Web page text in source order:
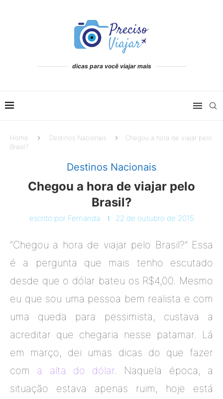
dicas para você viajar mais
Home Destinos Nacionais
Chegou a hora de viajar pelo
Brasil?
Destinos Nacionais
Chegou a hora de viajar pelo
Brasil?
escrito por Fernanda 22 de outubro de 2015
“Chegou a hora de viajar pelo Brasil?” Essa
é a pergunta que mais tenho escutado
desde que o dólar bateu os R$4,00. Mesmo
eu que sou uma pessoa bem realista e com
uma queda para pessimista, custava a
acreditar que chegaria nesse patamar. Lá
em março, dei umas dicas do que fazer
com a alta do dólar . Naquela época, a
situação estava apenas ruim, hoje está